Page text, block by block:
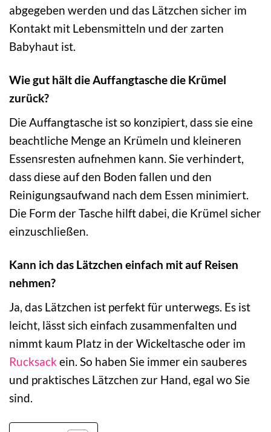
abgegeben werden und das Lätzchen sicher im
Kontakt mit Lebensmitteln und der zarten
Babyhaut ist.
Wie gut hält die Auffangtasche die Krümel
zurück?
Die Auffangtasche ist so konzipiert, dass sie eine
beachtliche Menge an Krümeln und kleineren
Essensresten aufnehmen kann. Sie verhindert,
dass diese auf den Boden fallen und den
Reinigungsaufwand nach dem Essen minimiert.
Die Form der Tasche hilft dabei, die Krümel sicher
einzuschließen.
Kann ich das Lätzchen einfach mit auf Reisen
nehmen?
Ja, das Lätzchen ist perfekt für unterwegs. Es ist
leicht, lässt sich einfach zusammenfalten und
nimmt kaum Platz in der Wickeltasche oder im
Rucksack ein. So haben Sie immer ein sauberes
und praktisches Lätzchen zur Hand, egal wo Sie
sind.